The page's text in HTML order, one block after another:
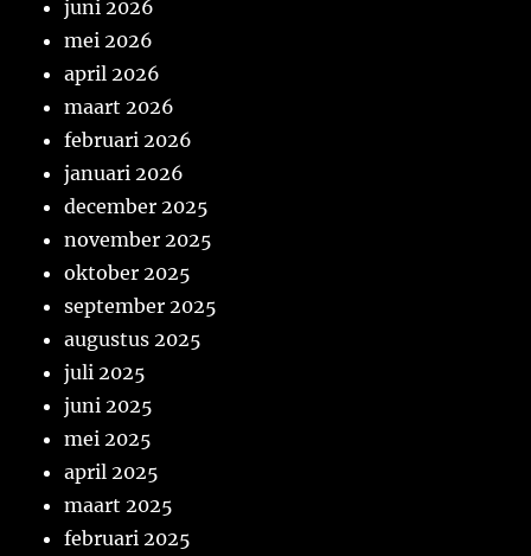
juni 2026
mei 2026
april 2026
maart 2026
februari 2026
januari 2026
december 2025
november 2025
oktober 2025
september 2025
augustus 2025
juli 2025
juni 2025
mei 2025
april 2025
maart 2025
februari 2025